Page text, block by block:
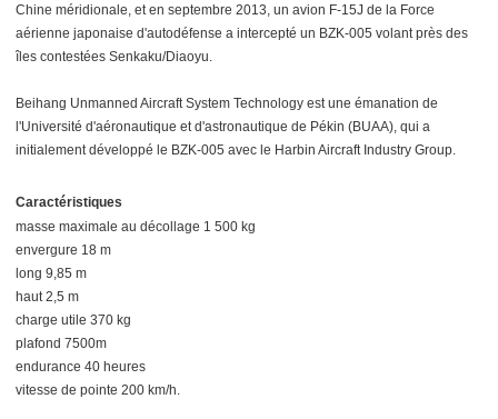
Chine méridionale, et en septembre 2013, un avion F-15J de la Force
aérienne japonaise d'autodéfense a intercepté un BZK-005 volant près des
îles contestées Senkaku/Diaoyu.
Beihang Unmanned Aircraft System Technology est une émanation de
l'Université d'aéronautique et d'astronautique de Pékin (BUAA), qui a
initialement développé le BZK-005 avec le Harbin Aircraft Industry Group.
Caractéristiques
masse maximale au décollage 1 500 kg
envergure 18 m
long 9,85 m
haut 2,5 m
charge utile 370 kg
plafond 7500m
endurance 40 heures
vitesse de pointe 200 km/h.